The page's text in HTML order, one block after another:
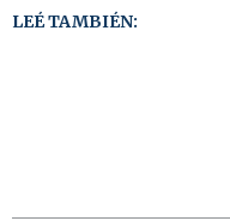
LEÉ TAMBIÉN: